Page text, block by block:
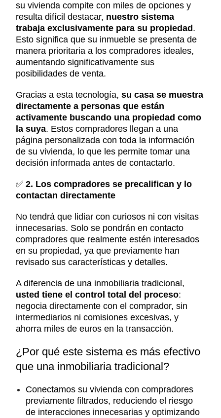
su vivienda compite con miles de opciones y
resulta difícil destacar, nuestro sistema
trabaja exclusivamente para su propiedad .
Esto significa que su inmueble se presenta de
manera prioritaria a los compradores ideales,
aumentando significativamente sus
posibilidades de venta.
Gracias a esta tecnología,su casa se muestra
directamente a personas que están
activamente buscando una propiedad como
la suya. Estos compradores llegan a una
página personalizada con toda la información
de su vivienda, lo que les permite tomar una
decisión informada antes de contactarlo.
✅2. Los compradores se precalifican y lo
contactan directamente
No tendrá que lidiar con curiosos ni con visitas
innecesarias. Solo se pondrán en contacto
compradores que realmente estén interesados
en su propiedad, ya que previamente han
revisado sus características y detalles.
A diferencia de una inmobiliaria tradicional,
usted tiene el control total del proceso:
negocia directamente con el comprador, sin
intermediarios ni comisiones excesivas, y
ahorra miles de euros en la transacción.
¿Por qué este sistema es más efectivo
que una inmobiliaria tradicional?
Conectamos su vivienda con compradores
previamente filtrados, reduciendo el riesgo
de interacciones innecesarias y optimizando